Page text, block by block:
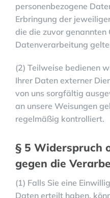
personenbezogene
Erbringung der
die die zuvor genannten
Datenverarbeitung
(2) Teilweise bedienen
Ihrer Daten externer
von uns sorgfältig
an unsere Weisungen
regelmäßig kontrolliert.
§ 5 Widerspruch
gegen die
(1) Falls Sie eine
Daten erteilt haben,